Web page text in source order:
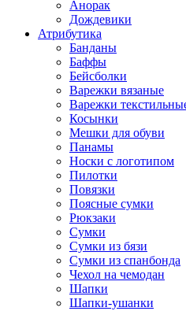
Анорак
Дождевики
Атрибутика
Банданы
Баффы
Бейсболки
Варежки вязаные
Варежки
Косынки
Мешки для обуви
Панамы
Носки с логотипом
Пилотки
Повязки
Поясные сумки
Рюкзаки
Сумки
Сумки из бязи
Сумки из спанбонда
Чехол на чемодан
Шапки
Шапки-ушанки